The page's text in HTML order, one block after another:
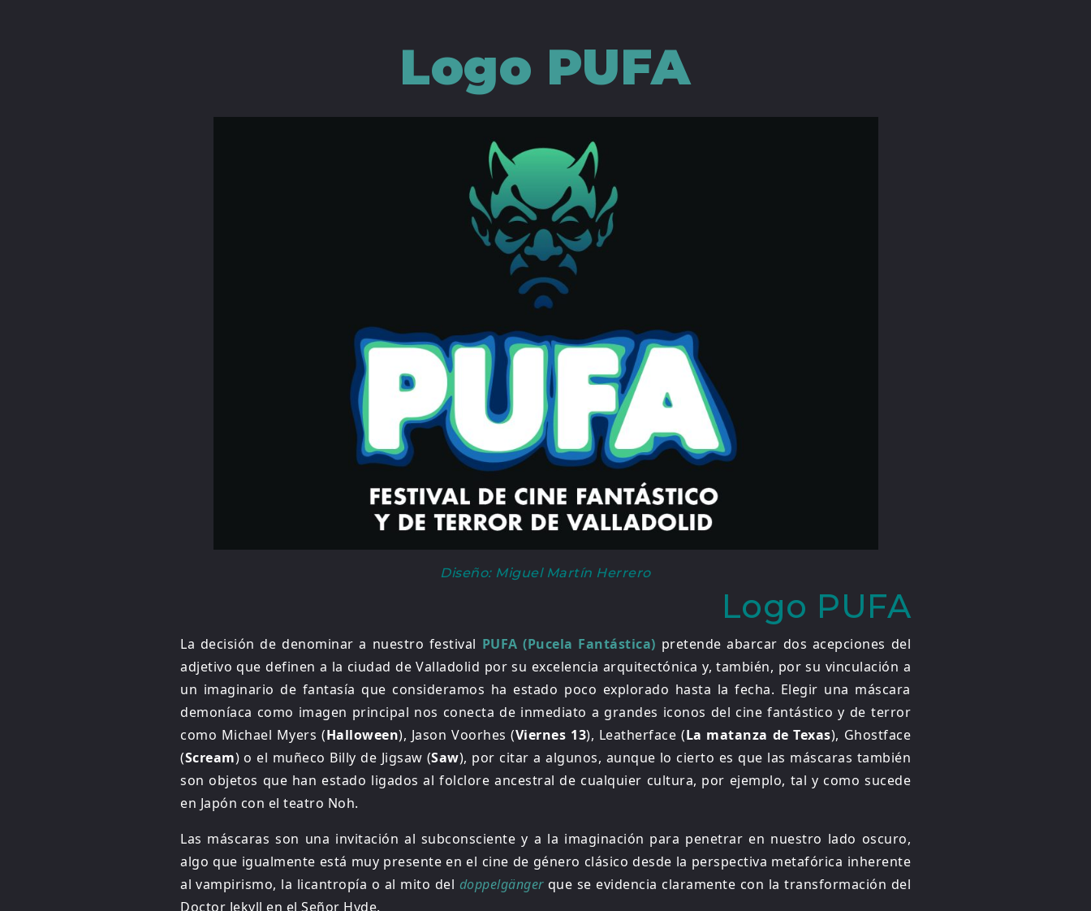
Logo PUFA
Diseño: Miguel Martín Herrero
Logo PUFA
La decisión de denominar a nuestro festival PUFA (Pucela Fantástica) pretende abarcar dos acepciones del
adjetivo que definen a la ciudad de Valladolid por su excelencia arquitectónica y, también, por su vinculación a
un imaginario de fantasía que consideramos ha estado poco explorado hasta la fecha. Elegir una máscara
demoníaca como imagen principal nos conecta de inmediato a grandes iconos del cine fantástico y de terror
como Michael Myers (Halloween), Jason Voorhes (Viernes 13), Leatherface (La matanza de Texas), Ghostface
(Scream) o el muñeco Billy de Jigsaw (Saw), por citar a algunos, aunque lo cierto es que las máscaras también
son objetos que han estado ligados al folclore ancestral de cualquier cultura, por ejemplo, tal y como sucede
en Japón con el teatro Noh.
Las máscaras son una invitación al subconsciente y a la imaginación para penetrar en nuestro lado oscuro,
algo que igualmente está muy presente en el cine de género clásico desde la perspectiva metafórica inherente
al vampirismo, la licantropía o al mito del doppelgängerque se evidencia claramente con la transformación del
Doctor Jekyll en el Señor Hyde.